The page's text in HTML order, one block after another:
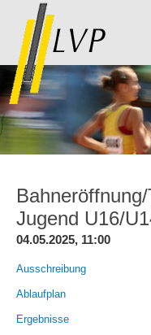
Jugend U16/
04.05.2025, 11:00
Ausschreibung
Ablaufplan
Ergebnisse